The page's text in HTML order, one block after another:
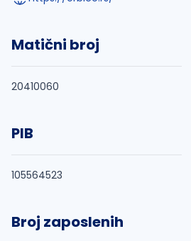
Matični broj
20410060
PIB
105564523
Broj zaposlenih